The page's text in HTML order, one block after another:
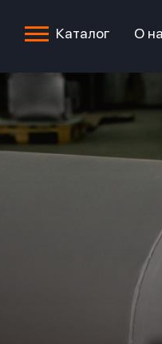
Каталог О